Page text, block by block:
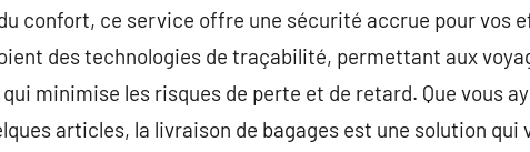
confort, ce service offre une sécurité accrue pour vos
des technologies de traçabilité, permettant aux
minimise les risques de perte et de retard. Que vous
articles, la livraison de bagages est une solution qui